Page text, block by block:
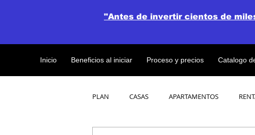
Inicio Beneficios al iniciar Proceso y precios Catalogo
"Antes de invertir cientos de
PLAN CASAS APARTAMENTOS